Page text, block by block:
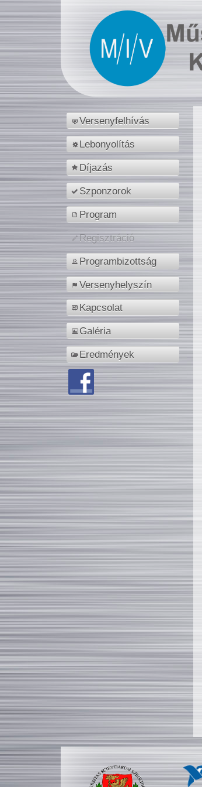
Versenyfelhívás
Lebonyolítás
Díjazás
Szponzorok
Program
Regisztráció
Programbizottság
Versenyhelyszín
Kapcsolat
Galéria
Eredmények